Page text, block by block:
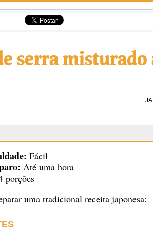
serra misturado
Fácil
Até uma hora
porções
uma tradicional receita japonesa: